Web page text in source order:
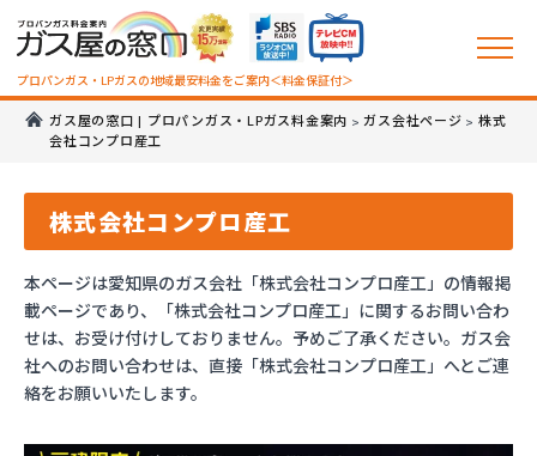
プロパンガス・LPガスの地域最安料金をご案内＜料金保証付＞
ガス屋の窓口 | プロパンガス・LPガス料金案内 >ガス会社ページ > 株式
会社コンプロ産工
株式会社コンプロ産工
本ページは愛知県のガス会社「株式会社コンプロ産工」の情報掲
載ページであり、「株式会社コンプロ産工」に関するお問い合わ
せは、お受け付けしておりません。予めご了承ください。ガス会
社へのお問い合わせは、直接「株式会社コンプロ産工」へとご連
絡をお願いいたします。